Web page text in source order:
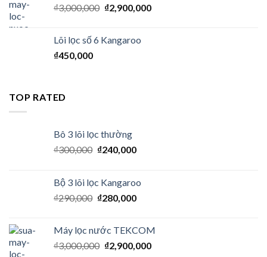
₫3,000,000 ₫2,900,000
Lõi lọc số 6 Kangaroo
₫450,000
TOP RATED
Bô 3 lõi lọc thường
₫300,000 ₫240,000
Bộ 3 lõi lọc Kangaroo
₫290,000 ₫280,000
Máy lọc nước TEKCOM
₫3,000,000 ₫2,900,000